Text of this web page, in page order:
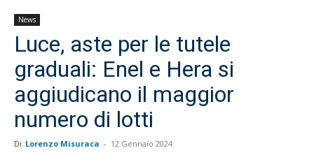
News
Luce, aste per le tutele
graduali: Enel e Hera si
aggiudicano il maggior
numero di lotti
Di Lorenzo Misuraca - 12 Gennaio 2024